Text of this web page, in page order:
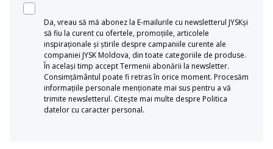
Da, vreau să mă abonez la E-mailurile cu newsletterul JYSKși
să fiu la curent cu ofertele, promoțiile, articolele
inspiraționale și știrile despre campaniile curente ale
companiei JYSK Moldova, din toate categoriile de produse.
În același timp accept Termenii abonării la newsletter.
Consimțământul poate fi retras în orice moment. Procesăm
informațiile personale menționate mai sus pentru a vă
trimite newsletterul. Citește mai multe despre Politica
datelor cu caracter personal.